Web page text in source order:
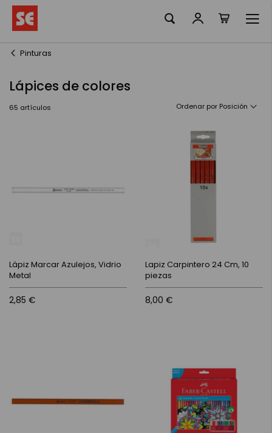
contenido
Pinturas
Lápices de colores
65 artículos Ordenar por
Lápiz Marcar Azulejos, Vidrio
Metal
2,85 €
Lapiz Carpintero 24 Cm, 10
piezas
8,00 €